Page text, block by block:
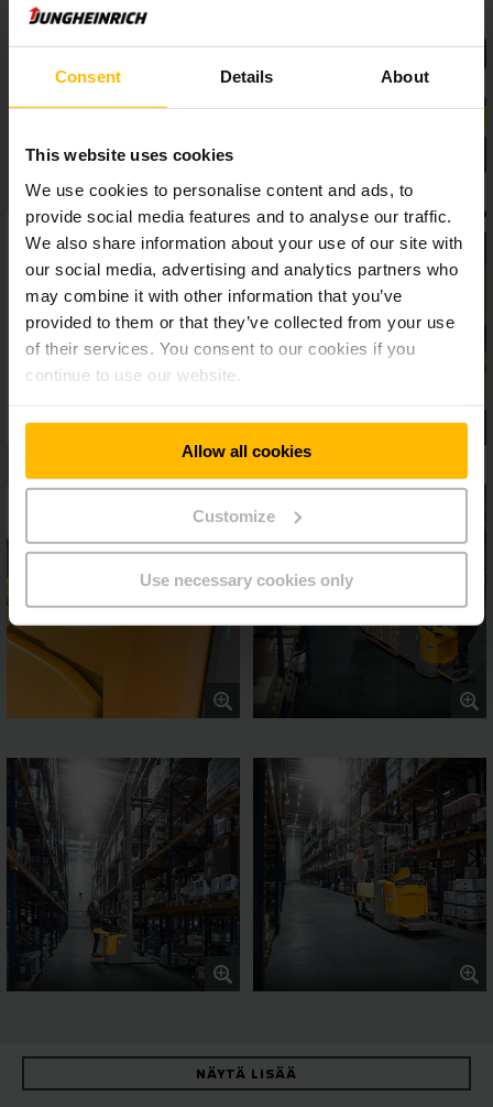
Consent Details About
This website uses cookies
We use cookies to personalise content and ads, to
provide social media features and to analyse our traffic.
We also share information about your use of our site with
our social media, advertising and analytics partners who
may combine it with other information that you’ve
provided to them or that they’ve collected from your use
of their services. You consent to our cookies if you
continue to use our website.
Allow all cookies
Customize
Use necessary cookies only
lisävarusteena saatavat kuljettajaa avustavat järjestelmät,
kuten ylikuormituksesta varoittava operationCONTROL-
järjestelmä tai nostokorkeuden esivalintajärjestelmä
NÄYTÄ LISÄÄ